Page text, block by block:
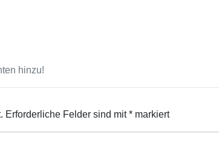
hinzu!
Erforderliche Felder sind mit* markiert